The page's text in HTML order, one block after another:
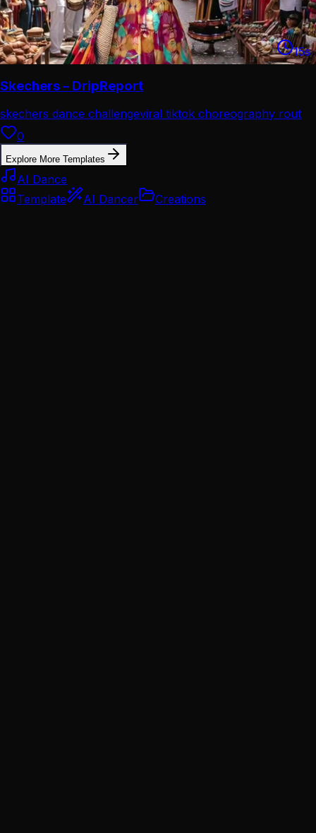
15s
Skechers – DripReport
skechers dance challengeviral tiktok choreography rout
0
Explore More Templates
AI Dance
Template
AI Dancer Creations